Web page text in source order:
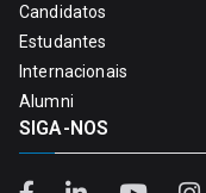
Candidatos
Estudantes
Internacionais
Alumni
SIGA-NOS